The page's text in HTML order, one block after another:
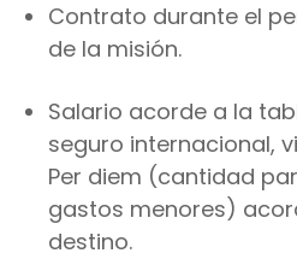
Contrato durante el
de la misión.
Salario acorde a la
seguro internacional,
Per diem (cantidad
gastos menores)
destino.